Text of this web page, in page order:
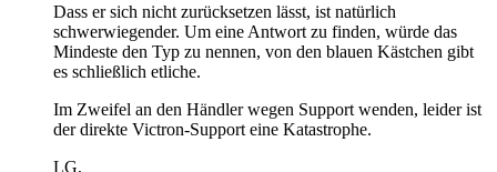
Dass er sich nicht zurücksetzen lässt, ist natürlich
schwerwiegender. Um eine Antwort zu finden, würde das
Mindeste den Typ zu nennen, von den blauen Kästchen gibt
es schließlich etliche.
Im Zweifel an den Händler wegen Support wenden, leider ist
der direkte Victron-Support eine Katastrophe.
LG,